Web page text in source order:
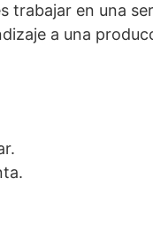
trabajar en una
a una